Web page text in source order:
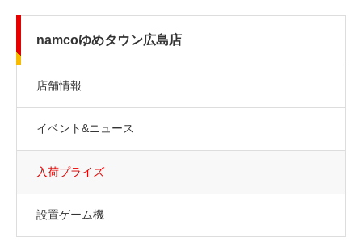
namcoゆめタウン広島店
店舗情報
イベント&ニュース
入荷プライズ
設置ゲーム機